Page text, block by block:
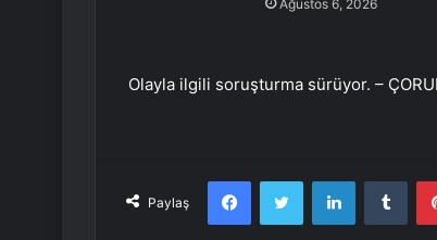
Ağustos 6, 2026
Olayla ilgili soruşturma sürüyor. –
Paylaş
FacebookTwitter LinkedIn